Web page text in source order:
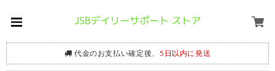
代金のお支払い確定後、 5日以内に発送